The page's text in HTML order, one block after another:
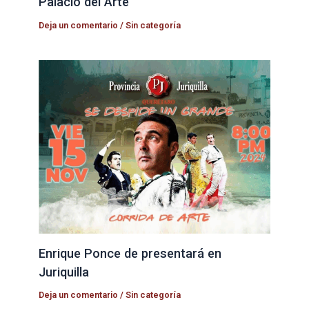
Deja un comentario /Sin categoría
Enrique Ponce de presentará en
Juriquilla
Deja un comentario /Sin categoría